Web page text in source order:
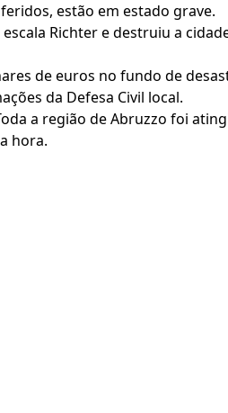
estão em estado grave.
Richter e destruiu a
de euros no fundo de
da Defesa Civil local.
a região de Abruzzo foi
hora.